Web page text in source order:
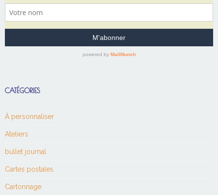
CATÉGORIES
À personnaliser
Ateliers
bullet journal
Cartes postales
Cartonnage